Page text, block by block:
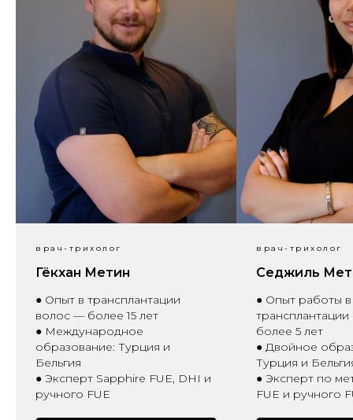
врач-трихолог
Гёкхан Метин
● Опыт в трансплантации
волос — более 15 лет
● Международное
образование: Турция и
Бельгия
● Эксперт Sapphire FUE, DHI и
ручного FUE
врач-трихолог
Седжиль
● Опыт работы в
более 5 лет
● Двойное
Турция и
● Эксперт по
FUE и ручного